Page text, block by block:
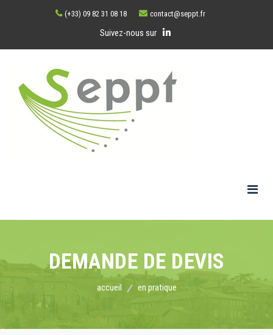
(+33) 09 82 31 08 18 contact@seppt.fr
Suivez-nous sur
DEMANDE DE DEVIS
accueil en pratique